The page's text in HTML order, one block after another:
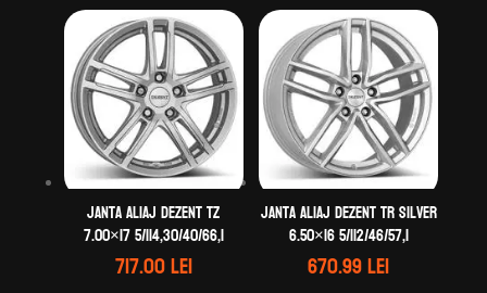
Janta aliaj DEZENT TZ
7.00×17 5/114,30/40/66,1
717.00lei
Janta aliaj DEZENT TR silver
6.50×16 5/112/46/57,1
670.99lei